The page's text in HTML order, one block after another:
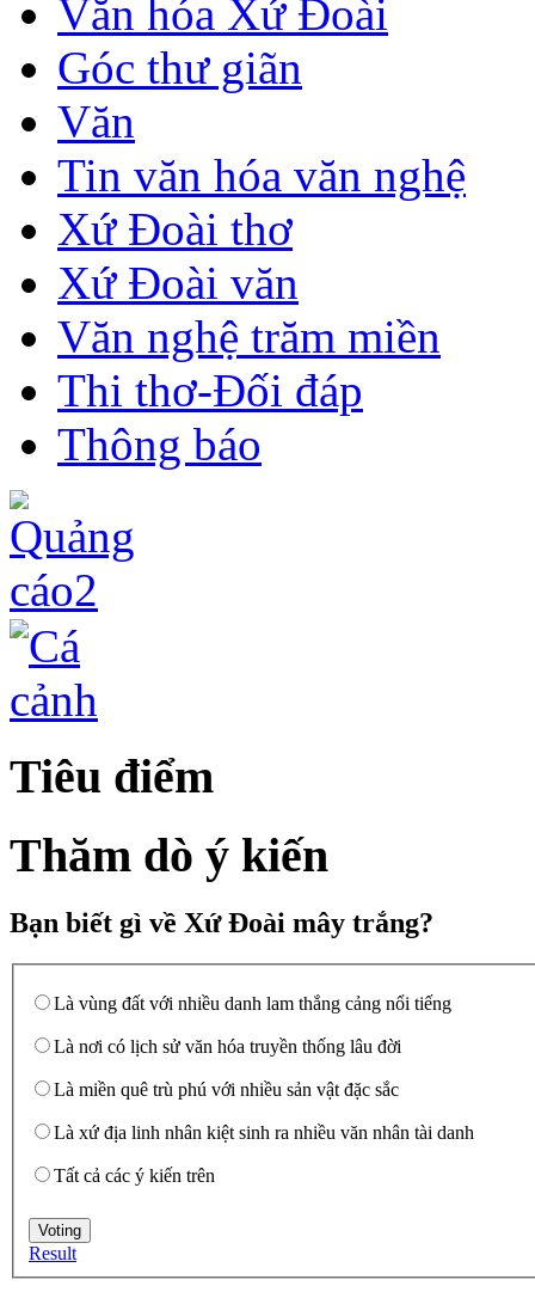
Văn hóa Xứ Đoài
Góc thư giãn
Văn
Tin văn hóa văn nghệ
Xứ Đoài thơ
Xứ Đoài văn
Văn nghệ trăm miền
Thi thơ-Đối đáp
Thông báo
Tiêu điểm
Thăm dò ý kiến
Bạn biết gì về Xứ Đoài mây trắng?
Là vùng đất với nhiều danh lam thắng cảng nổi tiếng
Là nơi có lịch sử văn hóa truyền thống lâu đời
Là miền quê trù phú với nhiều sản vật đặc sắc
Là xứ địa linh nhân kiệt sinh ra nhiều văn nhân tài danh
Tất cả các ý kiến trên
Result